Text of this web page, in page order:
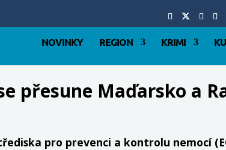
NOVINKY REGION KRIMI
přesune Maďarsko a
pro prevenci a kontrolu nemocí